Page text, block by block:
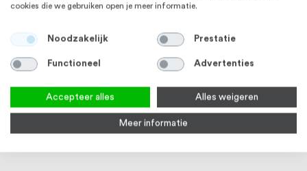
cookies die we gebruiken open je meer informatie.
Noodzakelijk Prestatie
Functioneel Advertenties
Accepteer alles Alles weigeren
Meer informatie